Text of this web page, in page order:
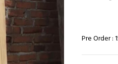
Pre Order :